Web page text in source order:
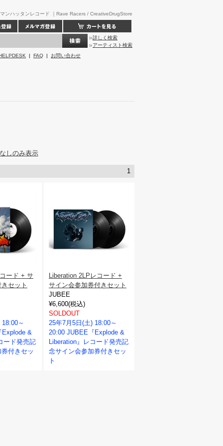
ンハッタンレコード ｜Rave Racers / CreativeDrugStore
詳しく検索
アーティスト検索
| FAQ | お問い合わせ
しのみ表示
1
ード + サ
セット
～
Explode &
ード発売記
付きセッ
Liberation 2LPレコード +
サイン会参加券付きセット
JUBEE
¥6,600(税込)
SOLDOUT
25年7月5日(土) 18:00～
20:00 JUBEE『Explode &
Liberation』レコード発売記
念サイン会参加券付きセッ
ト